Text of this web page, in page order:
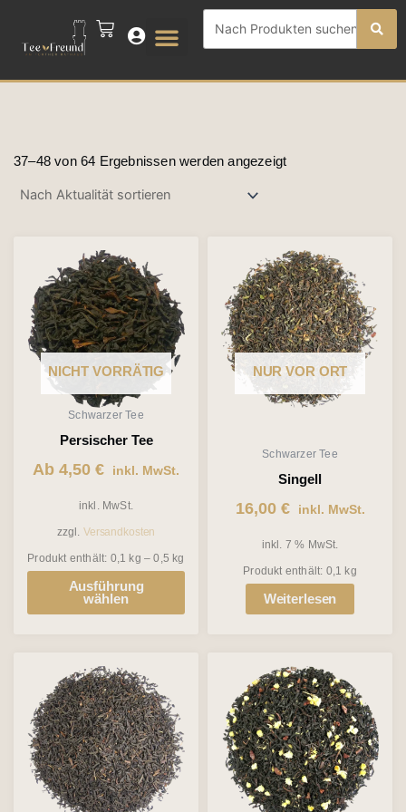
CART
Search
...
37–48 von 64 Ergebnissen werden angezeigtAktualität
NICHT VORRÄTIG
Schwarzer Tee
Persischer Tee
Ab 4,50 € inkl. MwSt.
inkl. MwSt.
zzgl. Versandkosten
Produkt enthält: 0,1 kg – 0,5 kg
Ausführung
wählen
Dieses
Produkt
weist
mehrere
Varianten
auf.
Die
Optionen
der
Produktseite
gewählt
werden
NUR VOR ORT
Schwarzer Tee
Singell
16,00 € inkl. MwSt.
inkl. 7 % MwSt.
Produkt enthält: 0,1 kg
Weiterlesen
Dieses
Produkt
weist
mehrere
Varianten
auf.
Dieses
Produkt
weist
mehrere
Varianten
auf.